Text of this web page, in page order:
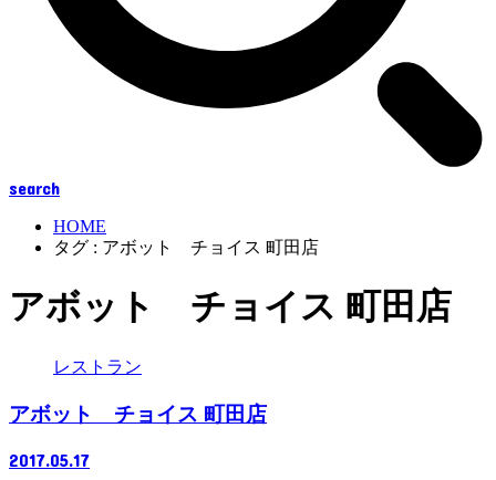
search
HOME
タグ : アボット チョイス 町田店
アボット チョイス 町田店
レストラン
アボット チョイス 町田店
2017.05.17